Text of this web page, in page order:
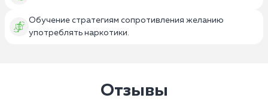
Обучение стратегиям сопротивления желанию
употреблять наркотики.
Отзывы